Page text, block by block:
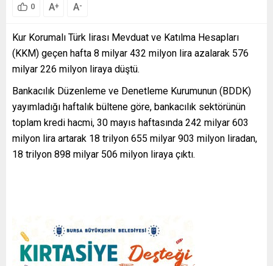
0 A+ A-
Kur Korumalı Türk lirası Mevduat ve Katılma Hesapları
(KKM) geçen hafta 8 milyar 432 milyon lira azalarak 576
milyar 226 milyon liraya düştü.
Bankacılık Düzenleme ve Denetleme Kurumunun (BDDK)
yayımladığı haftalık bültene göre, bankacılık sektörünün
toplam kredi hacmi, 30 mayıs haftasında 242 milyar 603
milyon lira artarak 18 trilyon 655 milyar 903 milyon liradan,
18 trilyon 898 milyar 506 milyon liraya çıktı.